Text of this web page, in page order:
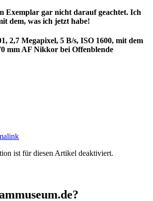
Exemplar gar nicht darauf geachtet. Ich
dem, was ich jetzt habe!
2,7 Megapixel, 5 B/s, ISO 1600, mit dem
mm AF Nikkor bei Offenblende
ist für diesen Artikel deaktiviert.